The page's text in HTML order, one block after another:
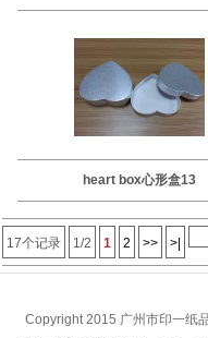
heart box心形盒13
17个记录 1/2 1 2 >> >|
Copyright 2015 广州市印一纸